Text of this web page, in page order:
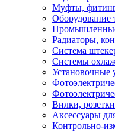
Муфты,
Оборудование
Радиаторы,
Система
Системы
Установочные
Вилки,
Аксессуары
Контрольно-